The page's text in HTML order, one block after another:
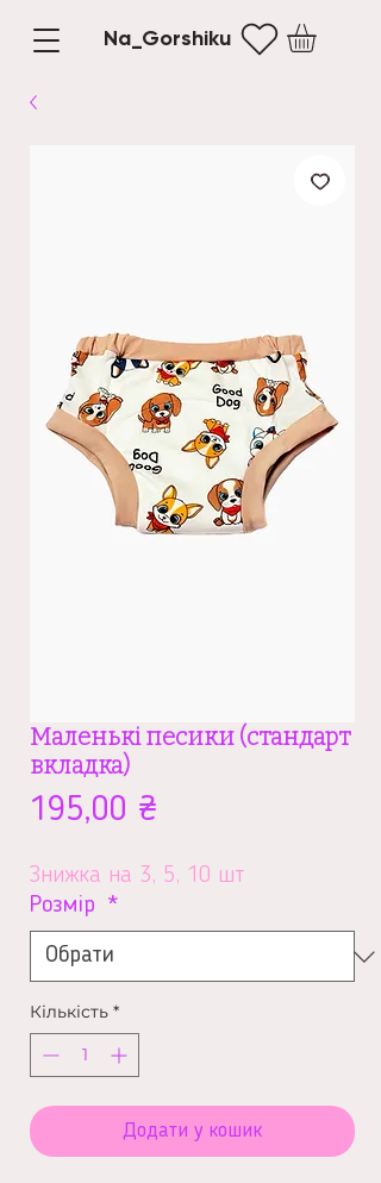
Na_Gorshiku
Маленькі песики (стандарт
вкладка)
195,00 ₴
Знижка на 3, 5, 10 шт
Розмір *
Кількість *
Додати у кошик